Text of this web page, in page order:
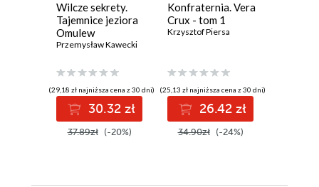
Wilcze sekrety.
Tajemnice jeziora
Omulew
Przemysław Kawecki
(29,18 zł najniższa cena z 30 dni)
30.32 zł
37.89zł (-20%)
Konfraternia. Vera
Crux - tom 1
Krzysztof Piersa
(25,13 zł najniższa cena z 30 dni)
26.42 zł
34.90zł (-24%)